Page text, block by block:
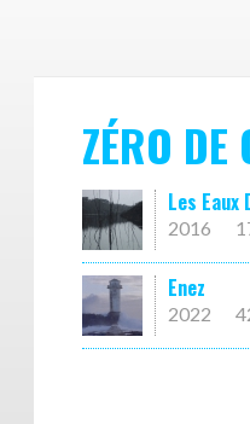
ZÉRO DE
Les Eaux
2016
Enez
2022